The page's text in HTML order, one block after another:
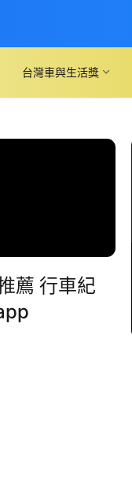
台灣車與生活獎
薦 行車紀